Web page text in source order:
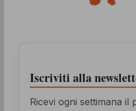
Iscriviti alla
Ricevi ogni settimana il